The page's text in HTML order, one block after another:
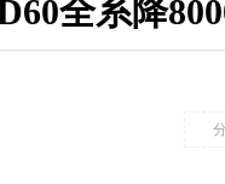
全系降